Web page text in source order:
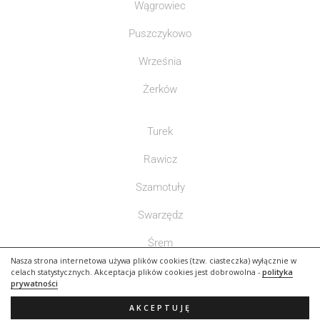
Nasza strona internetowa używa plików cookies (tzw. ciasteczka) wyłącznie w
celach statystycznych. Akceptacja plików cookies jest dobrowolna - polityka
prywatności
AKCEPTUJĘ
Wągrowiec
Puszczykowo
Września
Żerków
Turek
Rawicz
Szamotuły
Swarzędz
Śrem
Słupca